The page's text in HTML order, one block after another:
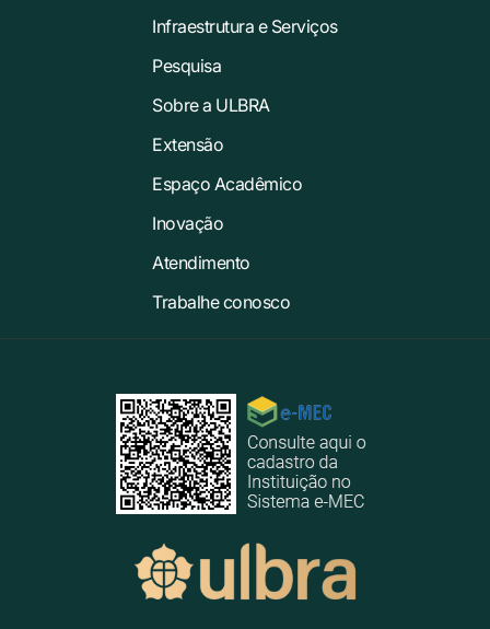
Infraestrutura e Serviços
Pesquisa
Sobre a ULBRA
Extensão
Espaço Acadêmico
Inovação
Atendimento
Trabalhe conosco